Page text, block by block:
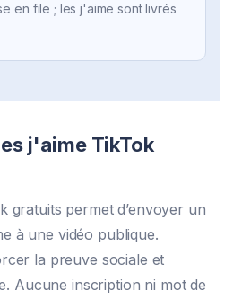
en file ; les j'aime sont livrés
j'aime TikTok
gratuits permet d’envoyer un
à une vidéo publique.
la preuve sociale et
Aucune inscription ni mot de